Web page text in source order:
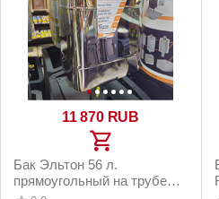
11 870 RUB
Бак Эльтон 56 л.
прямоугольный на трубе